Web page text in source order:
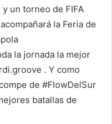
un torneo de FIFA
la Feria de
la jornada la mejor
. Y como
de #FlowDelSur
batallas de